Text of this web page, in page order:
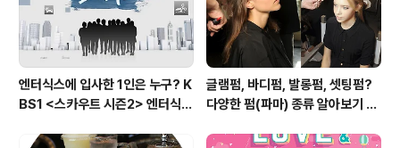
엔터식스에 입사한 1인은 누구? K
BS1 <스카우트 시즌2> 엔터식스
글램펌, 바디펌, 발롱펌, 셋팅펌?
다양한 펌(파마) 종류 알아보기 여